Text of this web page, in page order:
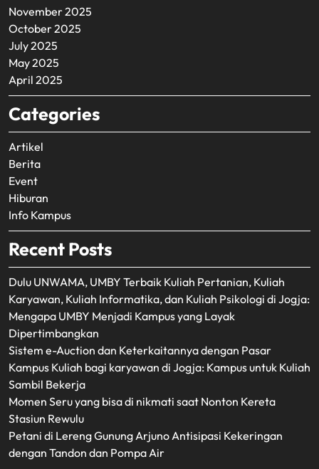
November 2025
October 2025
July 2025
May 2025
April 2025
Categories
Artikel
Berita
Event
Hiburan
Info Kampus
Recent Posts
Dulu UNWAMA, UMBY Terbaik Kuliah Pertanian, Kuliah
Karyawan, Kuliah Informatika, dan Kuliah Psikologi di Jogja:
Mengapa UMBY Menjadi Kampus yang Layak
Dipertimbangkan
Sistem e-Auction dan Keterkaitannya dengan Pasar
Kampus Kuliah bagi karyawan di Jogja: Kampus untuk Kuliah
Sambil Bekerja
Momen Seru yang bisa di nikmati saat Nonton Kereta
Stasiun Rewulu
Petani di Lereng Gunung Arjuno Antisipasi Kekeringan
dengan Tandon dan Pompa Air